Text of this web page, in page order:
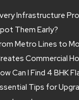
Infrastructure
Them Early?
Metro Lines to
Commercial
Can I Find 4 BHK
Tips for